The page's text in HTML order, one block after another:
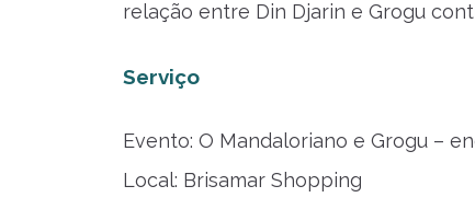
relação entre Din Djarin e Grogu
Serviço
Evento: O Mandaloriano e Grogu –
Local: Brisamar Shopping